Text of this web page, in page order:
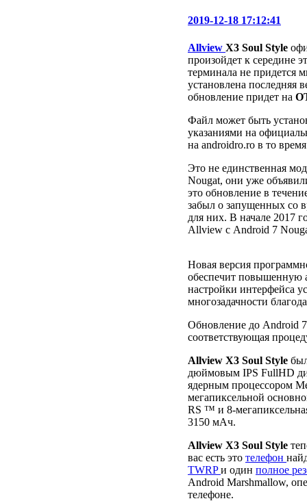
2019-12-18 17:12:41
Allview X3 Soul Style
произойдет к середине
терминала не придется
установлена ​​последняя
обновление придет на
Файл может быть
указаниями на
на androidro.ro в то
Это не единственная
Nougat, они уже
это обновление в
забыл о запущенных со
для них. В начале 2017
Allview с Android 7
Новая версия
обеспечит повышенную
настройки интерфейса
многозадачности
Обновление до Android
соответствующая
Allview X3 Soul Style
дюймовым IPS FullHD
ядерным процессором
мегапиксельной
RS ™ и 8-
3150 мАч.
Allview X3 Soul Style
вас есть это телефон
TWRPи один полное
Android Marshmallow,
телефоне.